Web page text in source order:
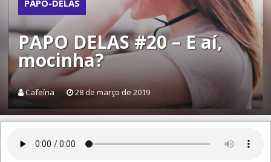
PAPO-DELAS
PAPO DELAS #20 – E aí,
mocinha?
Cafeína 28 de março de 2019